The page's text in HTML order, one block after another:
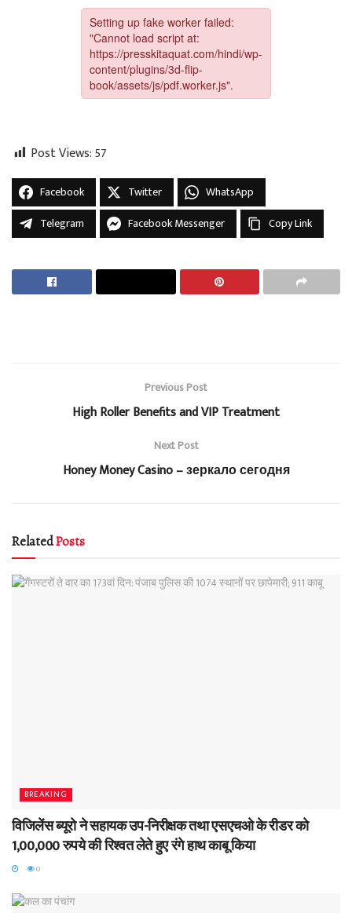
Post Views:57
Facebook Twitter
WhatsApp
Telegram
Facebook Messenger Copy Link
Previous Post
High Roller Benefits and VIP Treatment
Next Post
Honey Money Casino – зеркало сегодня
RelatedPosts
BREAKING
विजिलेंस ब्यूरो ने सहायक उप-निरीक्षक तथा एसएचओ के रीडर को
1,00,000 रुपये की रिश्वत लेते हुए रंगे हाथ काबू किया
0